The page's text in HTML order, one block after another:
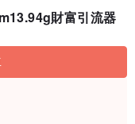
財富引流器